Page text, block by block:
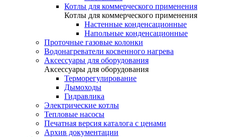
Котлы для коммерческого применения
Котлы для коммерческого применения
Настенные конденсационные
Напольные конденсационные
Проточные газовые колонки
Водонагреватели косвенного нагрева
Аксессуары для оборудования
Аксессуары для оборудования
Терморегулирование
Дымоходы
Гидравлика
Электрические котлы
Тепловые насосы
Печатная версия каталога с ценами
Архив документации